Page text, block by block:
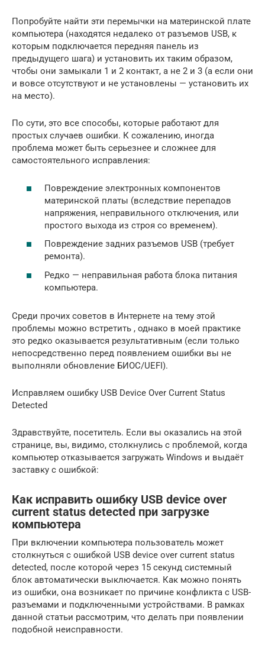
Попробуйте найти эти перемычки на материнской плате
компьютера (находятся недалеко от разъемов USB, к
которым подключается передняя панель из
предыдущего шага) и установить их таким образом,
чтобы они замыкали 1 и 2 контакт, а не 2 и 3 (а если они
и вовсе отсутствуют и не установлены — установить их
на место).
По сути, это все способы, которые работают для
простых случаев ошибки. К сожалению, иногда
проблема может быть серьезнее и сложнее для
самостоятельного исправления:
Повреждение электронных компонентов
материнской платы (вследствие перепадов
напряжения, неправильного отключения, или
простого выхода из строя со временем).
Повреждение задних разъемов USB (требует
ремонта).
Редко — неправильная работа блока питания
компьютера.
Среди прочих советов в Интернете на тему этой
проблемы можно встретить , однако в моей практике
это редко оказывается результативным (если только
непосредственно перед появлением ошибки вы не
выполняли обновление БИОС/UEFI).
Исправляем ошибку USB Device Over Current Status
Detected
Здравствуйте, посетитель. Если вы оказались на этой
странице, вы, видимо, столкнулись с проблемой, когда
компьютер отказывается загружать Windows и выдаёт
заставку с ошибкой:
Как исправить ошибку USB device over
current status detected при загрузке
компьютера
При включении компьютера пользователь может
столкнуться с ошибкой USB device over current status
detected, после которой через 15 секунд системный
блок автоматически выключается. Как можно понять
из ошибки, она возникает по причине конфликта с USB-
разъемами и подключенными устройствами. В рамках
данной статьи рассмотрим, что делать при появлении
подобной неисправности.